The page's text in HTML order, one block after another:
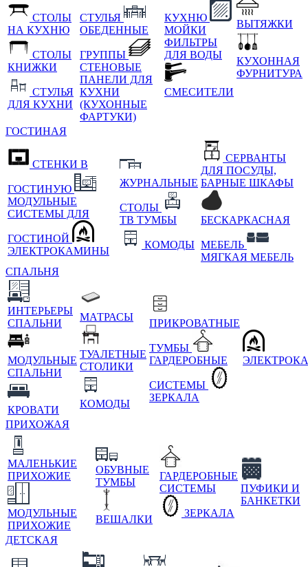
СТОЛЫ
НА КУХНЮ
СТОЛЫ
КНИЖКИ
СТУЛЬЯ
ДЛЯ КУХНИ
СТУЛЬЯ
ОБЕДЕННЫЕ
ГРУППЫ
СТЕНОВЫЕ
ПАНЕЛИ ДЛЯ
КУХНИ
(КУХОННЫЕ
ФАРТУКИ)
КУХНЮ
МОЙКИ
ФИЛЬТРЫ
ДЛЯ ВОДЫ
СМЕСИТЕЛИ
ВЫТЯЖКИ
КУХОННАЯ
ФУРНИТУРА
ГОСТИНАЯ
СТЕНКИ В
ГОСТИНУЮ
МОДУЛЬНЫЕ
СИСТЕМЫ ДЛЯ
ГОСТИНОЙ
ЭЛЕКТРОКАМИНЫ
ЖУРНАЛЬНЫЕ
СТОЛЫ
ТВ ТУМБЫ
КОМОДЫ
СЕРВАНТЫ
ДЛЯ ПОСУДЫ,
БАРНЫЕ ШКАФЫ
БЕСКАРКАСНАЯ
МЕБЕЛЬ
МЯГКАЯ МЕБЕЛЬ
СПАЛЬНЯ
ИНТЕРЬЕРЫ
СПАЛЬНИ
МОДУЛЬНЫЕ
СПАЛЬНИ
КРОВАТИ
МАТРАСЫ
ТУАЛЕТНЫЕ
СТОЛИКИ
КОМОДЫ
ПРИКРОВАТНЫЕ
ТУМБЫ
ГАРДЕРОБНЫЕ
СИСТЕМЫ
ЗЕРКАЛА
ПРИХОЖАЯ
МАЛЕНЬКИЕ
ПРИХОЖИЕ
МОДУЛЬНЫЕ
ПРИХОЖИЕ
ОБУВНЫЕ
ТУМБЫ
ВЕШАЛКИ
ГАРДЕРОБНЫЕ
СИСТЕМЫ
ЗЕРКАЛА
ПУФИКИ И
БАНКЕТКИ
ДЕТСКАЯ